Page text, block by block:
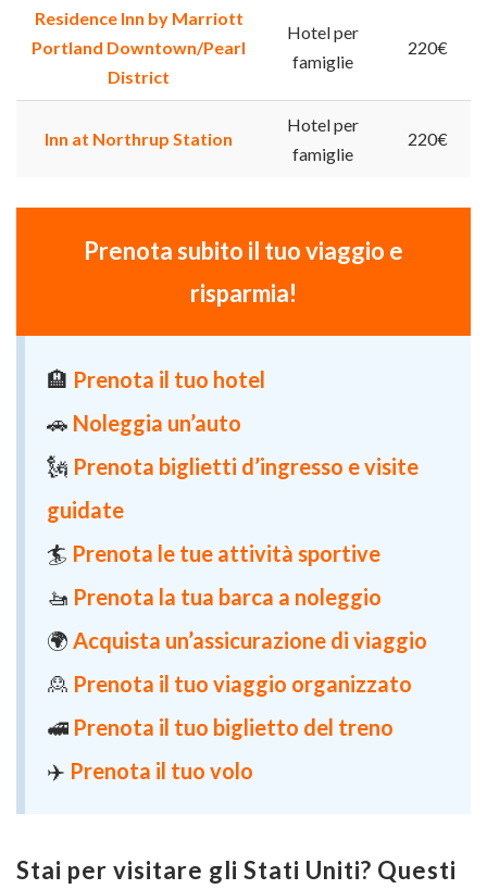
Residence Inn by Marriott
Portland Downtown/Pearl
District
Hotel per
famiglie
220€
Inn at Northrup Station
Hotel per
famiglie
220€
Prenota subito il tuo viaggio e
risparmia!
🏨 Prenota il tuo hotel
🚗 Noleggia un’auto
🗽 Prenota biglietti d’ingresso e visite
guidate
🏄 Prenota le tue attività sportive
🚤 Prenota la tua barca a noleggio
🌍 Acquista un’assicurazione di viaggio
🙎 Prenota il tuo viaggio organizzato
🚅 Prenota il tuo biglietto del treno
✈️ Prenota il tuo volo
Stai per visitare gli Stati Uniti? Questi